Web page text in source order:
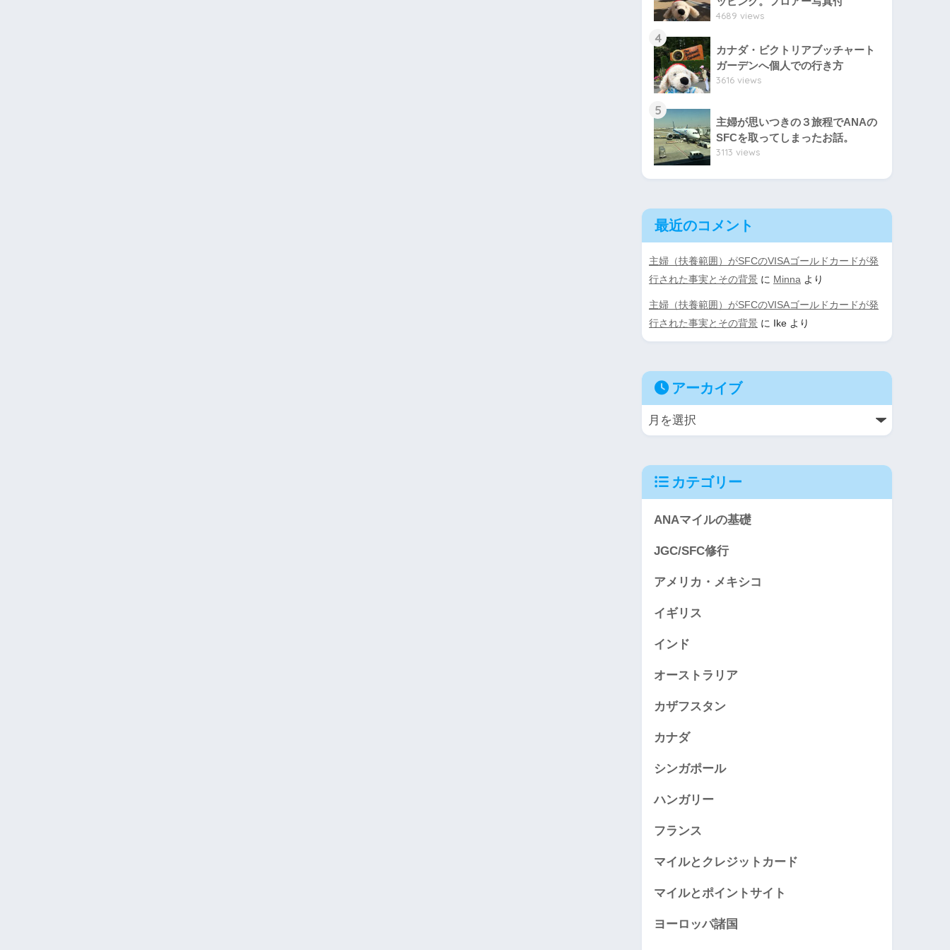
4689 views
4
カナダ・ビクトリアブッチャート
ガーデンへ個人での行き方
3616 views
5
主婦が思いつきの３旅程でANAの
SFCを取ってしまったお話。
3113 views
最近のコメント
主婦（扶養範囲）がSFCのVISAゴールドカードが発
行された事実とその背景 に Minna より
主婦（扶養範囲）がSFCのVISAゴールドカードが発
行された事実とその背景 に Ike より
アーカイブ
カテゴリー
ANAマイルの基礎
JGC/SFC修行
アメリカ・メキシコ
イギリス
インド
オーストラリア
カザフスタン
カナダ
シンガポール
ハンガリー
フランス
マイルとクレジットカード
マイルとポイントサイト
ヨーロッパ諸国